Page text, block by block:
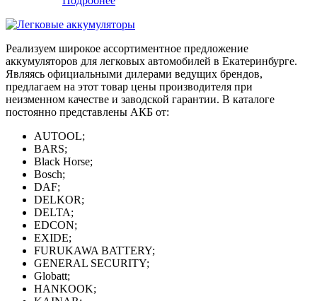
Реализуем широкое ассортиментное предложение
аккумуляторов для легковых автомобилей в Екатеринбурге.
Являясь официальными дилерами ведущих брендов,
предлагаем на этот товар цены производителя при
неизменном качестве и заводской гарантии. В каталоге
постоянно представлены АКБ от:
AUTOOL;
BARS;
Black Horse;
Bosch;
DAF;
DELKOR;
DELTA;
EDCON;
EXIDE;
FURUKAWA BATTERY;
GENERAL SECURITY;
Globatt;
HANKOOK;